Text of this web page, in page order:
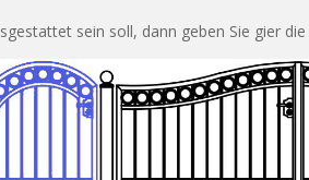
sein soll, dann geben Sie gier